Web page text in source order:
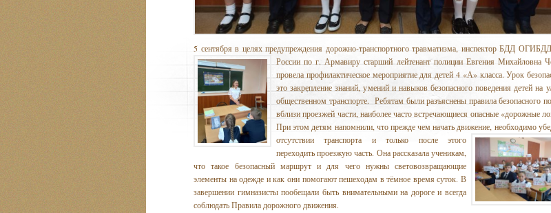
5 сентября в целях предупреждения дорожно-транспортного травматизма, инспектор БДД
России по г. Армавиру старший лейтенант полиции Евгения Михайловна
провела профилактическое мероприятие для детей 4 «А» класса. Урок
это закрепление знаний, умений и навыков безопасного поведения детей на
общественном транспорте. Ребятам были разъяснены правила безопасного
вблизи проезжей части, наиболее часто встречающиеся опасные «дорожные
При этом детям напомнили, что прежде чем начать движение, необходимо
отсутствии транспорта и только после этого
переходить проезжую часть. Она рассказала ученикам,
что такое безопасный маршрут и для чего нужны световозвращающие
элементы на одежде и как они помогают пешеходам в тёмное время суток. В
завершении гимназисты пообещали быть внимательными на дороге и всегда
соблюдать Правила дорожного движения.